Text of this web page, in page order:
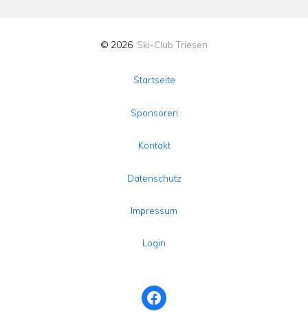
© 2026 Ski-Club Triesen
Startseite
Sponsoren
Kontakt
Datenschutz
Impressum
Login
Facebook